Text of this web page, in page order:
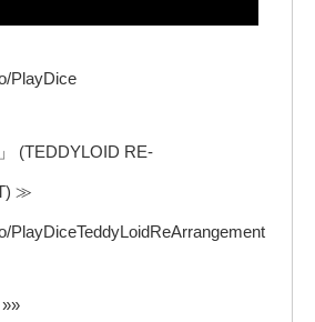
PlayDice
(TEDDYLOID RE-
≫
PlayDiceTeddyLoidReArrangement